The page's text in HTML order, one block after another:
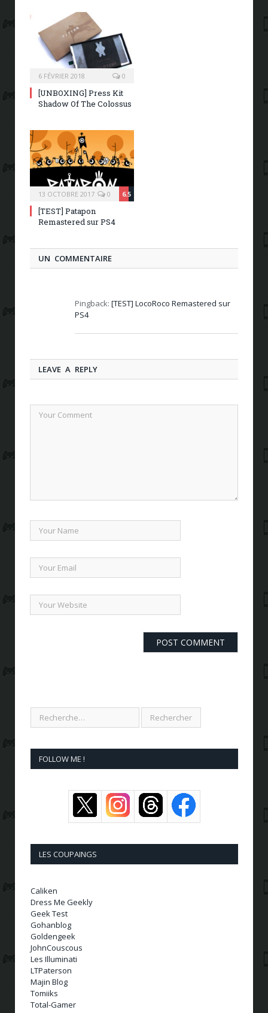
6 FÉVRIER 2018 0
[UNBOXING] Press Kit
Shadow Of The Colossus
13 OCTOBRE 2017 6.5
0
[TEST] Patapon
Remastered sur PS4
UN COMMENTAIRE
Pingback: [TEST] LocoRoco Remastered sur
PS4
LEAVE A REPLY
FOLLOW ME !
LES COUPAINGS
Caliken
Dress Me Geekly
Geek Test
Gohanblog
Goldengeek
JohnCouscous
Les Illuminati
LTPaterson
Majin Blog
Tomiiks
Total-Gamer